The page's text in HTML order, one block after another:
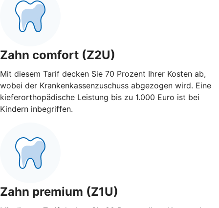
Zahn comfort (Z2U)
Mit diesem Tarif decken Sie 70 Prozent Ihrer Kosten ab,
wobei der Krankenkassenzuschuss abgezogen wird. Eine
kieferorthopädische Leistung bis zu 1.000 Euro ist bei
Kindern inbegriffen.
Zahn premium (Z1U)